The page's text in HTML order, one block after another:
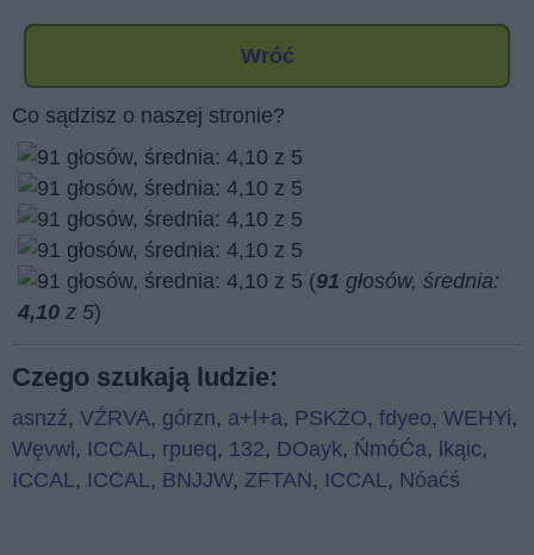
Wróć
Co sądzisz o naszej stronie?
(91 głosów, średnia:
4,10 z 5)
Czego szukają ludzie:
asnzź, VŹRVA, górzn, a+l+a, PSKŻO, fdyeo, WEHYi,
Węvwl , ICCAL, rpueq, 132, DOayk, ŃmóĆa, lkąic,
ICCAL, ICCAL, BNJJW, ZFTAN, ICCAL, Nóaćś